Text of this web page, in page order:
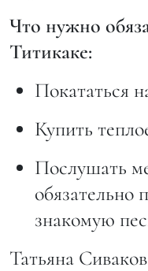
Что нужно
Титикаке:
Покататься
Купить
Послушать
обязательно
знакомую
Татьяна